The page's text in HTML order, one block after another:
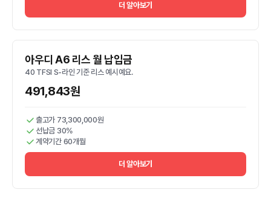
더 알아보기
아우디 A6 리스 월 납입금
40 TFSI S-라인 기준 리스 예시예요.
491,843원
출고가 73,300,000원
선납금 30%
계약기간 60개월
더 알아보기